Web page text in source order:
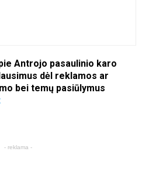
Antrojo pasaulinio karo
dėl reklamos ar
bei temų pasiūlymus
- reklama -